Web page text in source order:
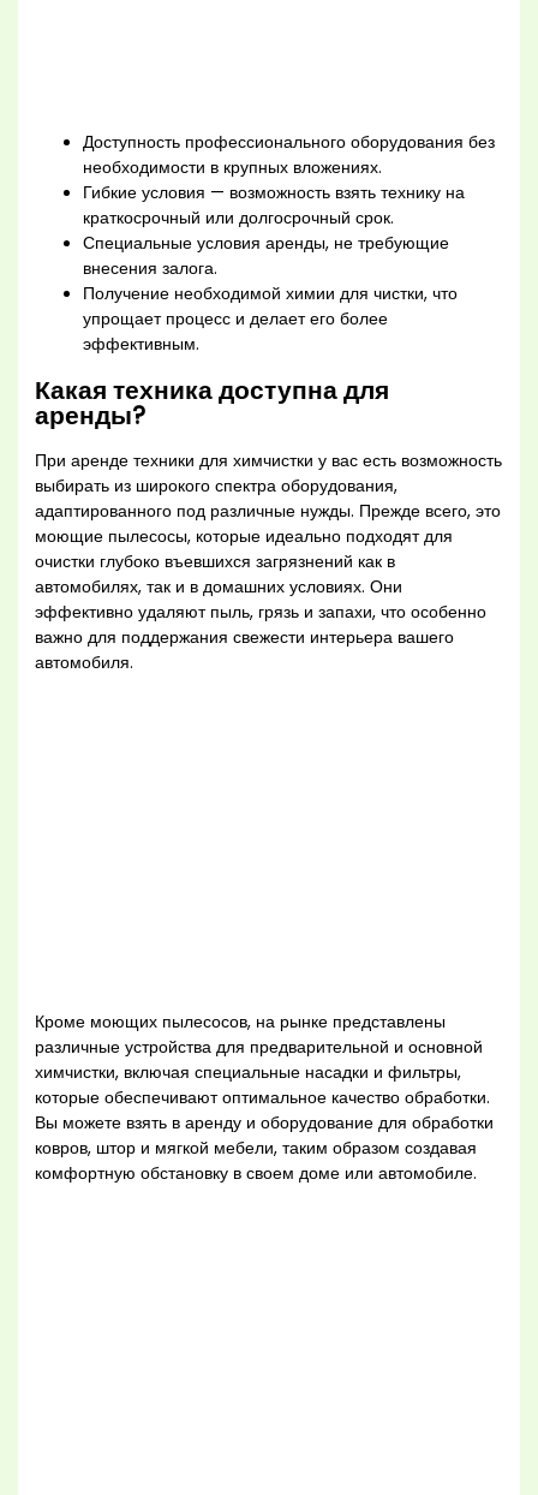
Доступность профессионального оборудования без
необходимости в крупных вложениях.
Гибкие условия — возможность взять технику на
краткосрочный или долгосрочный срок.
Специальные условия аренды, не требующие
внесения залога.
Получение необходимой химии для чистки, что
упрощает процесс и делает его более
эффективным.
Какая техника доступна для
аренды?
При аренде техники для химчистки у вас есть возможность
выбирать из широкого спектра оборудования,
адаптированного под различные нужды. Прежде всего, это
моющие пылесосы, которые идеально подходят для
очистки глубоко въевшихся загрязнений как в
автомобилях, так и в домашних условиях. Они
эффективно удаляют пыль, грязь и запахи, что особенно
важно для поддержания свежести интерьера вашего
автомобиля.
Кроме моющих пылесосов, на рынке представлены
различные устройства для предварительной и основной
химчистки, включая специальные насадки и фильтры,
которые обеспечивают оптимальное качество обработки.
Вы можете взять в аренду и оборудование для обработки
ковров, штор и мягкой мебели, таким образом создавая
комфортную обстановку в своем доме или автомобиле.